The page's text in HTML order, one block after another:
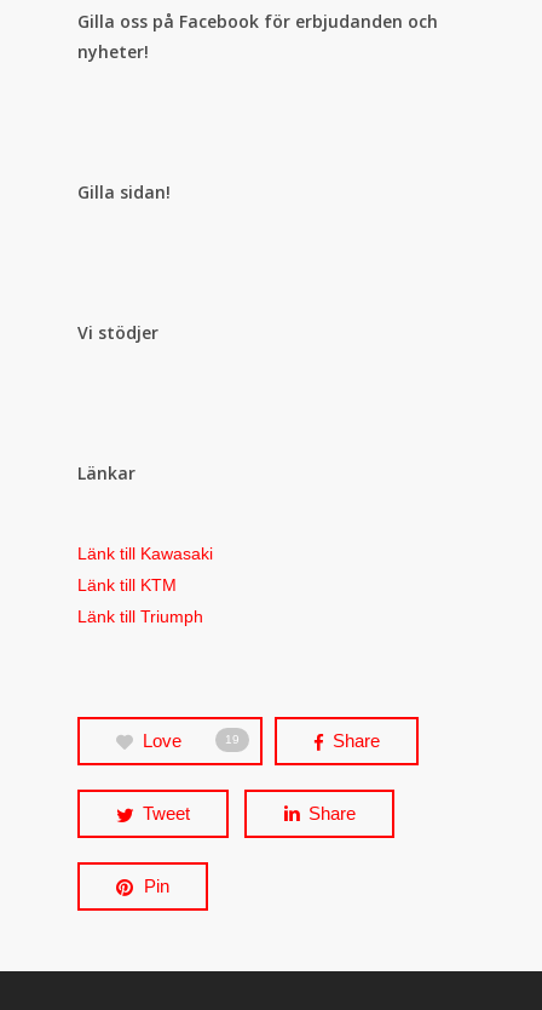
Gilla oss på Facebook för erbjudanden och
nyheter!
Gilla sidan!
Vi stödjer
Länkar
Länk till Kawasaki
Länk till KTM
Länk till Triumph
Love 19 Share
Tweet Share
Pin